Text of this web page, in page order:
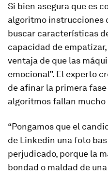
Si bien asegura que es
algoritmo instrucciones
buscar características
capacidad de
ventaja de que las
emocional”. El experto
de afinar la primera
algoritmos fallan mucho
“Pongamos que el
de Linkedin una foto
perjudicado, porque la
bondad o maldad de